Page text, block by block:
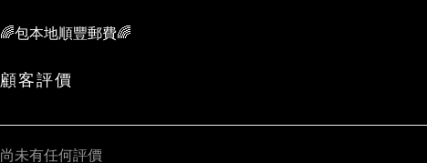
🌈包本地順豐郵費🌈
顧客評價
尚未有任何評價